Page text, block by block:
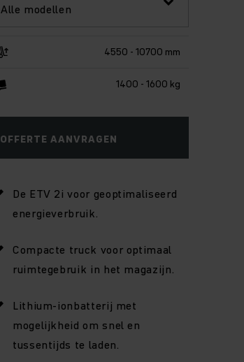
Alle modellen
4550 - 10700 mm
1400 - 1600 kg
OFFERTE AANVRAGEN
De ETV 2i voor geoptimaliseerd
energieverbruik.
Compacte truck voor optimaal
ruimtegebruik in het magazijn.
Lithium-ionbatterij met
mogelijkheid om snel en
tussentijds te laden.